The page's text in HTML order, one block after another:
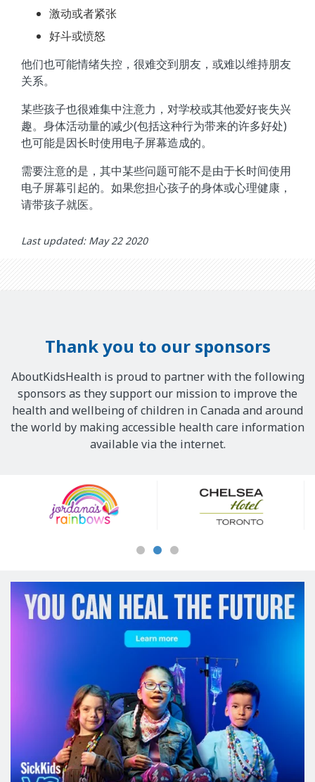
激动或者紧张
好斗或愤怒
他们也可能情绪失控，很难交到朋友，或难以维持朋友
关系。
某些孩子也很难集中注意力，对学校或其他爱好丧失兴
趣。身体活动量的减少(包括这种行为带来的许多好处)
也可能是因长时使用电子屏幕造成的。
需要注意的是，其中某些问题可能不是由于长时间使用
电子屏幕引起的。如果您担心孩子的身体或心理健康，
请带孩子就医。
Last updated: May 22 2020
Thank you to our sponsors
AboutKidsHealth is proud to partner with the following
sponsors as they support our mission to improve the
health and wellbeing of children in Canada and around
the world by making accessible health care information
available via the internet.
Sponsors